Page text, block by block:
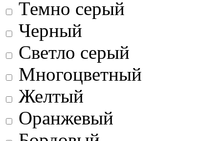
Темно серый
Черный
Светло серый
Многоцветный
Желтый
Оранжевый